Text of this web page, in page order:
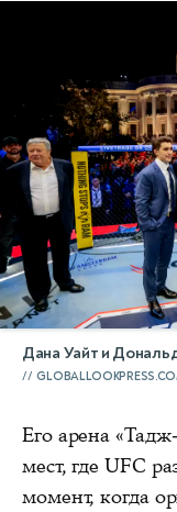
Дана Уайт и
Его арена
мест, где UFC
момент, когда